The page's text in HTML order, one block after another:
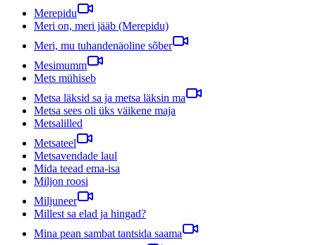
Merepidu
Meri on, meri jääb (Merepidu)
Meri, mu tuhandenäoline sõber
Mesimumm
Mets mühiseb
Metsa läksid sa ja metsa läksin ma
Metsa sees oli üks väikene maja
Metsalilled
Metsateel
Metsavendade laul
Mida teead ema-isa
Miljon roosi
Miljuneer
Millest sa elad ja hingad?
Mina pean sambat tantsida saama